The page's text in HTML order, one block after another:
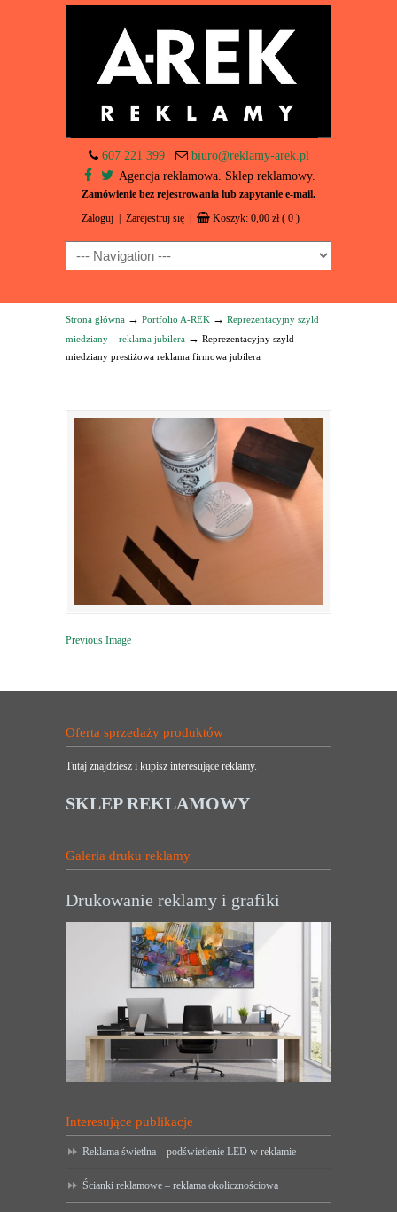
607 221 399
biuro@reklamy-arek.pl
Agencja reklamowa. Sklep reklamowy.
Zamówienie bez rejestrowania lub zapytanie e-mail.
Zaloguj Zarejestruj się Koszyk: 0,00 zł ( 0 )
Navigation
Strona główna → Portfolio A-REK → Reprezentacyjny szyld
miedziany – reklama jubilera → Reprezentacyjny szyld
miedziany prestiżowa reklama firmowa jubilera
Previous Image
Oferta sprzedaży produktów
Tutaj znajdziesz i kupisz interesujące reklamy.
SKLEP REKLAMOWY
Galeria druku reklamy
Drukowanie reklamy i grafiki
Interesujące publikacje
Reklama świetlna – podświetlenie LED w reklamie
Ścianki reklamowe – reklama okolicznościowa